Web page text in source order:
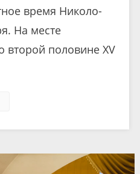
время Николо-
На месте
половине XV